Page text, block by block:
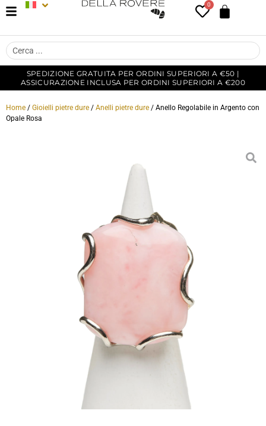
0
SPEDIZIONE GRATUITA PER ORDINI SUPERIORI A €50 |
ASSICURAZIONE INCLUSA PER ORDINI SUPERIORI A €200
Home / Gioielli pietre dure / Anelli pietre dure / Anello Regolabile in Argento con
Opale Rosa